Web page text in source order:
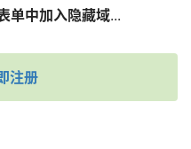
单中加入隐藏域...
注册